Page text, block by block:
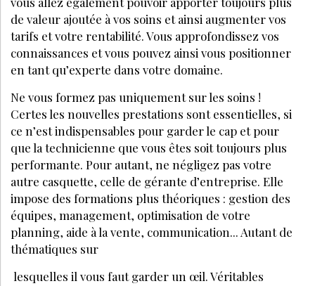
VOS QUESTIONS:
Pourquoi ne faut-il pas rester sur ses acquis ?
Comment choisir la formation adaptée ?
La formation en ligne est-elle avantageuse ?
PARTAGEZ SUR :